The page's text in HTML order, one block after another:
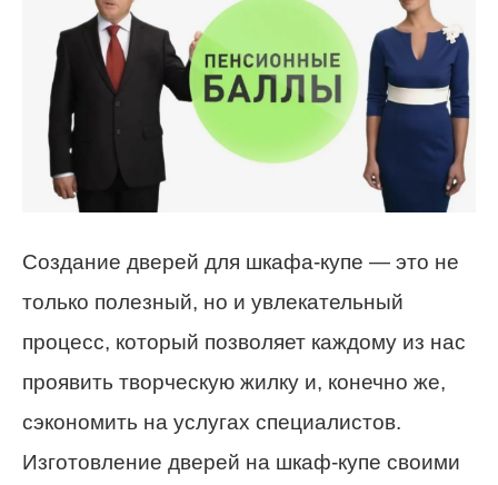
Создание дверей для шкафа-купе — это не
только полезный, но и увлекательный
процесс, который позволяет каждому из нас
проявить творческую жилку и, конечно же,
сэкономить на услугах специалистов.
Изготовление дверей на шкаф-купе своими